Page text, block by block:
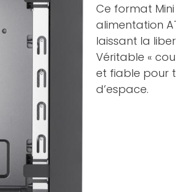
Ce format
alimentation
laissant la
Véritable «
et fiable pour
d’espace.